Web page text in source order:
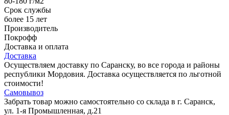
Срок службы
более 15 лет
Производитель
Покрофф
Доставка и оплата
Доставка
Осуществляем доставку по Саранску, во все города и районы
республики Мордовия. Доставка осуществляется по льготной
стоимости!
Самовывоз
Забрать товар можно самостоятельно со склада в г. Саранск,
ул. 1-я Промышленная, д.21